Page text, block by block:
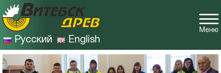
Русский English
Меню